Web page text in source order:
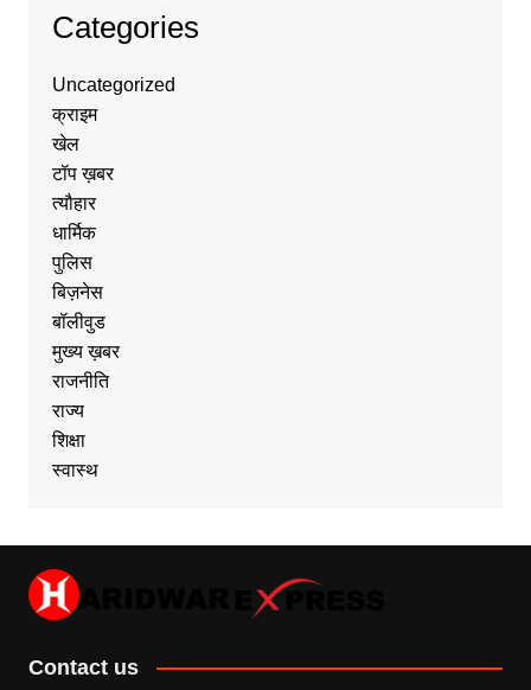
Categories
Uncategorized
क्राइम
खेल
टॉप ख़बर
त्यौहार
धार्मिक
पुलिस
बिज़नेस
बॉलीवुड
मुख्य ख़बर
राजनीति
राज्य
शिक्षा
स्वास्थ
Contact us